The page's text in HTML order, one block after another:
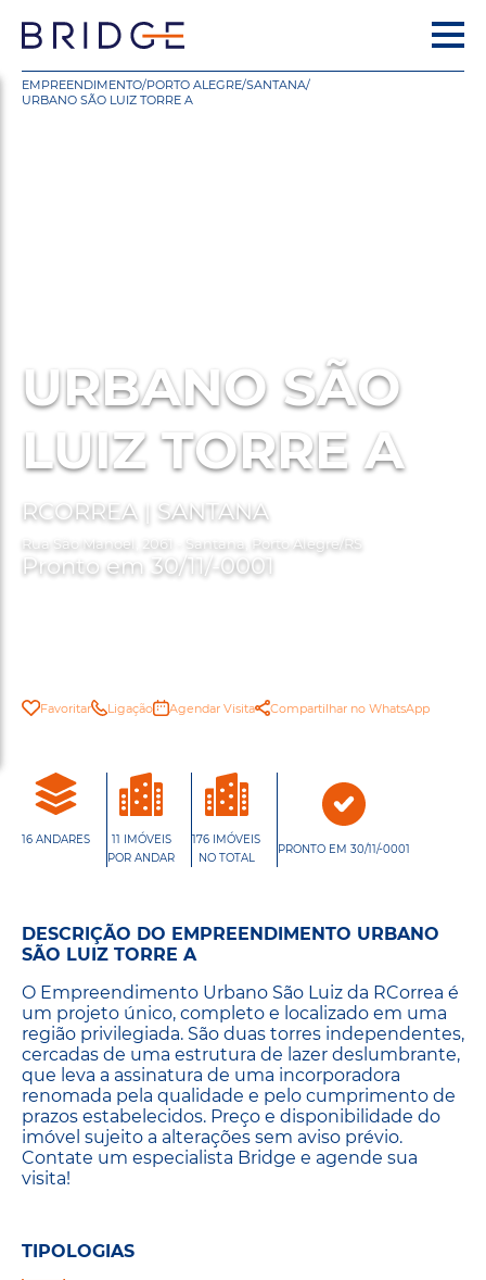
EMPREENDIMENTO/PORTO ALEGRE/SANTANA/
URBANO SÃO LUIZ TORRE A
URBANO SÃO
LUIZ TORRE A
RCORREA | SANTANA
Rua São Manoel, 2061 - Santana, Porto Alegre/RS
Pronto em 30/11/-0001
Favoritar Ligação Agendar Visita Compartilhar no WhatsApp
16 ANDARES
11 IMÓVEIS
POR ANDAR
176 IMÓVEIS
NO TOTAL
PRONTO EM 30/11/-0001
DESCRIÇÃO DO EMPREENDIMENTO URBANO
SÃO LUIZ TORRE A
O Empreendimento Urbano São Luiz da RCorrea é
um projeto único, completo e localizado em uma
região privilegiada. São duas torres independentes,
cercadas de uma estrutura de lazer deslumbrante,
que leva a assinatura de uma incorporadora
renomada pela qualidade e pelo cumprimento de
prazos estabelecidos. Preço e disponibilidade do
imóvel sujeito a alterações sem aviso prévio.
Contate um especialista Bridge e agende sua
visita!
TIPOLOGIAS